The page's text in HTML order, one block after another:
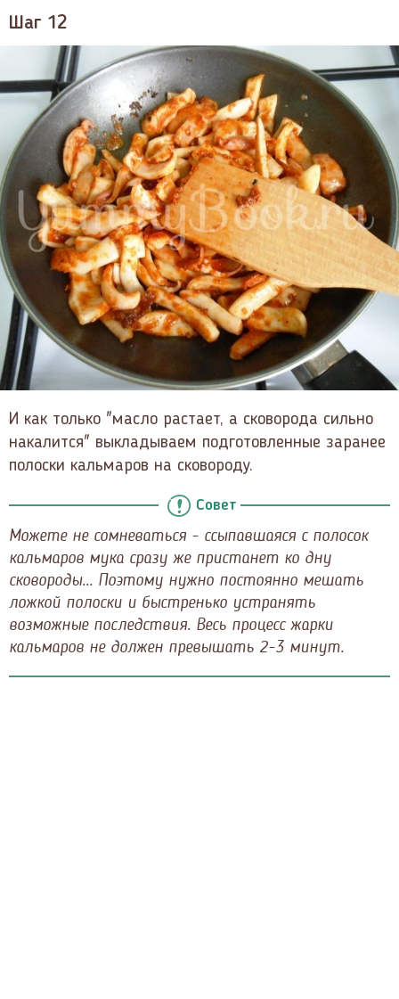
Шаг 12
И как только "масло растает, а сковорода сильно
накалится" выкладываем подготовленные заранее
полоски кальмаров на сковороду.
Совет
Можете не сомневаться - ссыпавшаяся с полосок
кальмаров мука сразу же пристанет ко дну
сковороды... Поэтому нужно постоянно мешать
ложкой полоски и быстренько устранять
возможные последствия. Весь процесс жарки
кальмаров не должен превышать 2-3 минут.